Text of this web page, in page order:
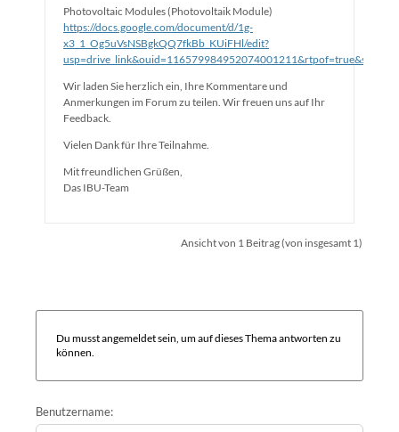
Photovoltaic Modules (Photovoltaik Module)
https://docs.google.com/document/d/1g-
x3_1_Og5uVsNSBgkQQ7fkBb_KUiFHl/edit?
usp=drive_link&ouid=116579984952074001211&rtpof=true&sd=true
Wir laden Sie herzlich ein, Ihre Kommentare und
Anmerkungen im Forum zu teilen. Wir freuen uns auf Ihr
Feedback.
Vielen Dank für Ihre Teilnahme.
Mit freundlichen Grüßen,
Das IBU-Team
Ansicht von 1 Beitrag (von insgesamt 1)
Du musst angemeldet sein, um auf dieses Thema antworten zu
können.
Benutzername: